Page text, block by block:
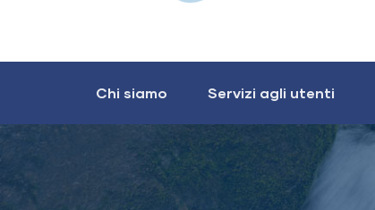
navigation
Chi siamo Servizi agli utenti